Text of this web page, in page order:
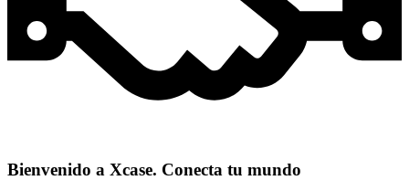
Bienvenido a Xcase. Conecta tu mundo